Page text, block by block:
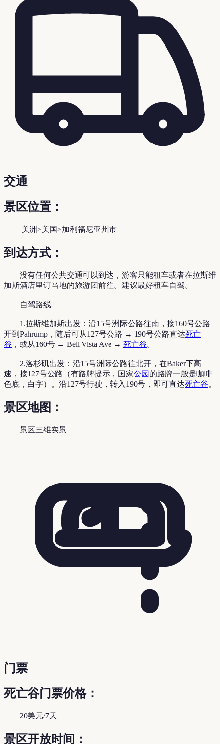
交通
景区位置：
美洲>美国>加利福尼亚州市
到达方式：
没有任何公共交通可以到达，游客只能租车或者在拉斯维
加斯酒店里订当地的旅游团前往。建议最好租车自驾。
自驾路线：
1.拉斯维加斯出发：沿15号洲际公路往南，接160号公路
开到Pahrump，随后可从127号公路 → 190号公路直达死亡
谷 ，或从160号 → Bell Vista Ave → 死亡谷。
2.洛杉矶出发：沿15号洲际公路往北开，在Baker下高
速，接127号公路（有路牌提示，国家公园 的路牌一般是咖啡
色底，白字）。沿127号行驶，转入190号，即可直达死亡谷。
景区地图：
景区三维实景
门票
死亡谷门票价格：
20美元/7天
景区开放时间：